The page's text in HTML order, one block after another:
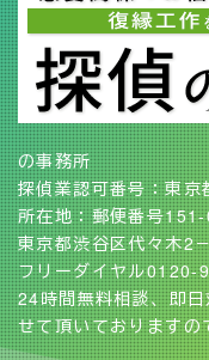
の事務所
探偵業認可番号：東
所在地：郵便番号
東京都渋谷区代々木2
フリーダイヤル0120-
24時間無料相談、即
せて頂いております